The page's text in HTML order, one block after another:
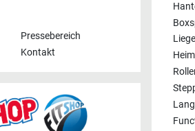
Pressebereich
Kontakt